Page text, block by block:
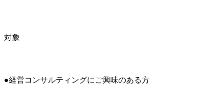
対象
●経営コンサルティングにご興味のある方